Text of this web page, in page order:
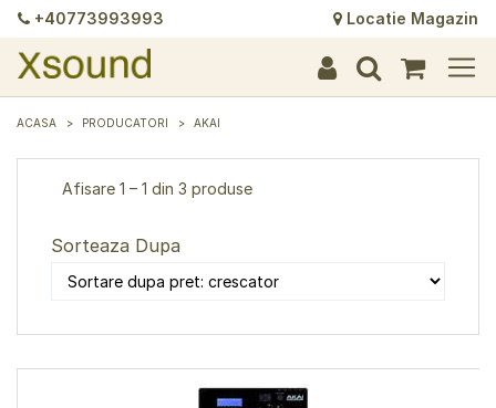
+40773993993 Locatie Magazin
+
+
+
+
+
+
+
+
+
+
+
+
+
+
ACASA PRODUCATORI AKAI
Afisare 1 – 1 din 3 produse
Sorteaza Dupa